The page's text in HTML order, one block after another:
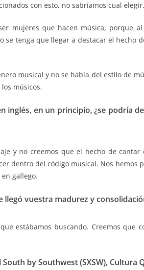
con esto, no sabríamos cual elegir.
mujeres que hacen música, porque
se tenga que llegar a destacar el hecho
musical y no se habla del estilo de
músicos.
inglés, en un principio, ¿se podría
y no creemos que el hecho de
dentro del código musical. Nos
gallego.
llegó vuestra madurez y
estábamos buscando. Creemos
by Southwest (SXSW),